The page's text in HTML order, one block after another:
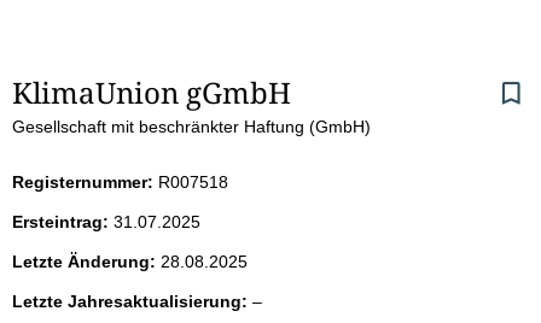
S
e
i
t
e
KlimaUnion gGmbH
Gesellschaft mit beschränkter Haftung (GmbH)
Registernummer: R007518
Ersteintrag: 31.07.2025
Letzte Änderung: 28.08.2025
Letzte Jahresaktualisierung: –l